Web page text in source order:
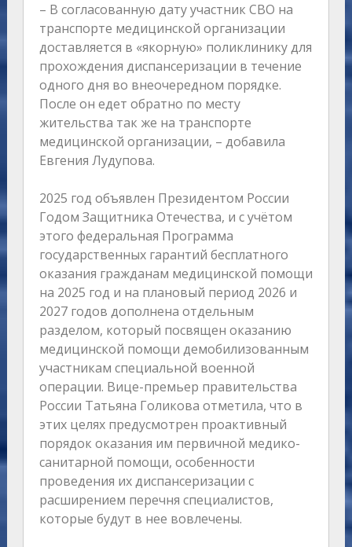
– В согласованную дату участник СВО на
транспорте медицинской организации
доставляется в «якорную» поликлинику для
прохождения диспансеризации в течение
одного дня во внеочередном порядке.
После он едет обратно по месту
жительства так же на транспорте
медицинской организации, – добавила
Евгения Лудупова.
2025 год объявлен Президентом России
Годом Защитника Отечества, и с учётом
этого федеральная Программа
государственных гарантий бесплатного
оказания гражданам медицинской помощи
на 2025 год и на плановый период 2026 и
2027 годов дополнена отдельным
разделом, который посвящен оказанию
медицинской помощи демобилизованным
участникам специальной военной
операции. Вице-премьер правительства
России Татьяна Голикова отметила, что в
этих целях предусмотрен проактивный
порядок оказания им первичной медико-
санитарной помощи, особенности
проведения их диспансеризации с
расширением перечня специалистов,
которые будут в нее вовлечены.